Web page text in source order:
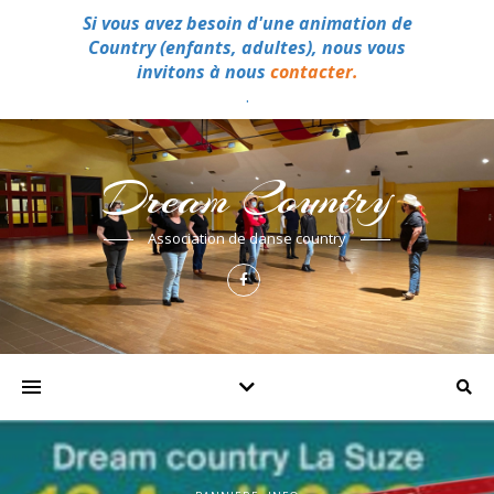
Dream Country
Association de danse country
Si vous avez besoin d'une animation de
Country (enfants, adultes), nous vous
invitons à nous contacter.
.